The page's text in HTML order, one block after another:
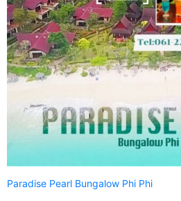
Paradise Pearl Bungalow Phi Phi